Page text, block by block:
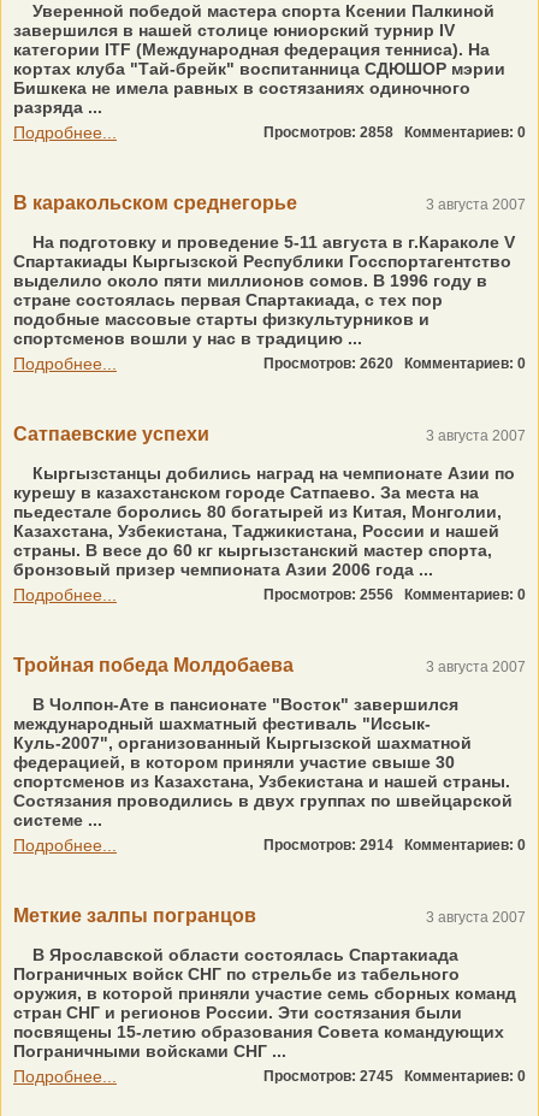
Уверенной победой мастера спорта Ксении Палкиной
завершился в нашей столице юниорский турнир IV
категории ITF (Международная федерация тенниса). На
кортах клуба "Тай-брейк" воспитанница СДЮШОР мэрии
Бишкека не имела равных в состязаниях одиночного
разряда ...
Подробнее...
Просмотров: 2858 Комментариев: 0
В каракольском среднегорье 3 августа 2007
На подготовку и проведение 5-11 августа в г.Караколе V
Спартакиады Кыргызской Республики Госспортагентство
выделило около пяти миллионов сомов. В 1996 году в
стране состоялась первая Спартакиада, с тех пор
подобные массовые старты физкультурников и
спортсменов вошли у нас в традицию ...
Подробнее...
Просмотров: 2620 Комментариев: 0
Сатпаевские успехи 3 августа 2007
Кыргызстанцы добились наград на чемпионате Азии по
курешу в казахстанском городе Сатпаево. За места на
пьедестале боролись 80 богатырей из Китая, Монголии,
Казахстана, Узбекистана, Таджикистана, России и нашей
страны. В весе до 60 кг кыргызстанский мастер спорта,
бронзовый призер чемпионата Азии 2006 года ...
Подробнее...
Просмотров: 2556 Комментариев: 0
Тройная победа Молдобаева 3 августа 2007
В Чолпон-Ате в пансионате "Восток" завершился
международный шахматный фестиваль "Иссык-
Куль-2007", организованный Кыргызской шахматной
федерацией, в котором приняли участие свыше 30
спортсменов из Казахстана, Узбекистана и нашей страны.
Состязания проводились в двух группах по швейцарской
системе ...
Подробнее...
Просмотров: 2914 Комментариев: 0
Меткие залпы погранцов 3 августа 2007
В Ярославской области состоялась Спартакиада
Пограничных войск СНГ по стрельбе из табельного
оружия, в которой приняли участие семь сборных команд
стран СНГ и регионов России. Эти состязания были
посвящены 15-летию образования Совета командующих
Пограничными войсками СНГ ...
Подробнее...
Просмотров: 2745 Комментариев: 0